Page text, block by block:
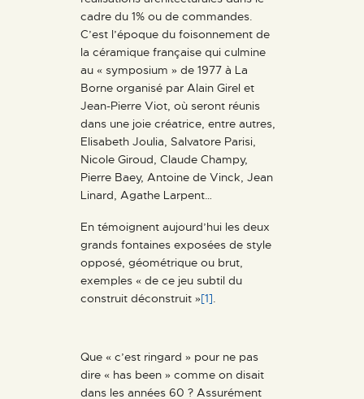
cadre du 1% ou de commandes.
C’est l’époque du foisonnement de
la céramique française qui culmine
au « symposium » de 1977 à La
Borne organisé par Alain Girel et
Jean-Pierre Viot, où seront réunis
dans une joie créatrice, entre autres,
Elisabeth Joulia, Salvatore Parisi,
Nicole Giroud, Claude Champy,
Pierre Baey, Antoine de Vinck, Jean
Linard, Agathe Larpent…
En témoignent aujourd’hui les deux
grands fontaines exposées de style
opposé, géométrique ou brut,
exemples « de ce jeu subtil du
construit déconstruit »[1].
Que « c’est ringard » pour ne pas
dire « has been » comme on disait
dans les années 60 ? Assurément